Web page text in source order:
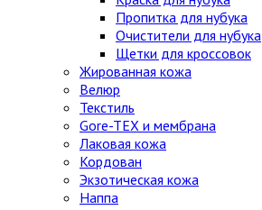
Пропитка для нубука
Очистители для нубука
Щетки для кроссовок
Жированная кожа
Велюр
Текстиль
Gore-TEX и мембрана
Лаковая кожа
Кордован
Экзотическая кожа
Наппа